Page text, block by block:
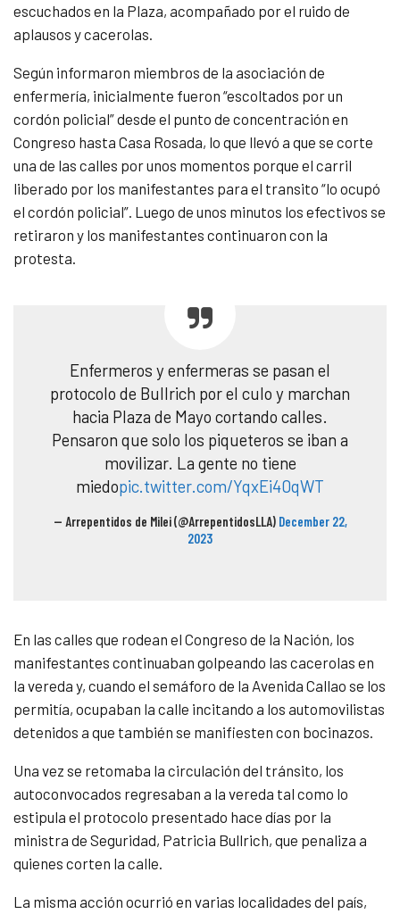
escuchados en la Plaza, acompañado por el ruido de
aplausos y cacerolas.
Según informaron miembros de la asociación de
enfermería, inicialmente fueron “escoltados por un
cordón policial” desde el punto de concentración en
Congreso hasta Casa Rosada, lo que llevó a que se corte
una de las calles por unos momentos porque el carril
liberado por los manifestantes para el transito “lo ocupó
el cordón policial”. Luego de unos minutos los efectivos se
retiraron y los manifestantes continuaron con la
protesta.
Enfermeros y enfermeras se pasan el
protocolo de Bullrich por el culo y marchan
hacia Plaza de Mayo cortando calles.
Pensaron que solo los piqueteros se iban a
movilizar. La gente no tiene
miedopic.twitter.com/YqxEi40qWT
— Arrepentidos de Milei (@ArrepentidosLLA) December 22,
2023
En las calles que rodean el Congreso de la Nación, los
manifestantes continuaban golpeando las cacerolas en
la vereda y, cuando el semáforo de la Avenida Callao se los
permitía, ocupaban la calle incitando a los automovilistas
detenidos a que también se manifiesten con bocinazos.
Una vez se retomaba la circulación del tránsito, los
autoconvocados regresaban a la vereda tal como lo
estipula el protocolo presentado hace días por la
ministra de Seguridad, Patricia Bullrich, que penaliza a
quienes corten la calle.
La misma acción ocurrió en varias localidades del país,